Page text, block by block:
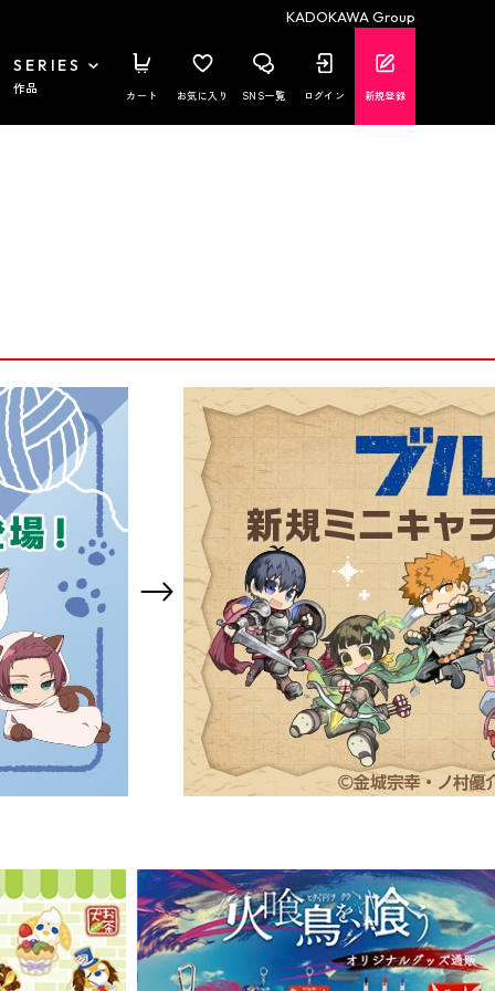
KADOKAWA Group
SERIES
作品 カート お気に入り SNS一覧 ログイン 新規登録